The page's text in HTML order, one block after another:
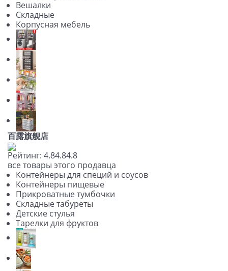
Вешалки
Складные
Корпусная мебель
百露旗舰店
Рейтинг: 4.84.84.8
все товары этого продавца
Контейнеры для специй и соусов
Контейнеры пищевые
Прикроватные тумбочки
Складные табуреты
Детские стулья
Тарелки для фруктов